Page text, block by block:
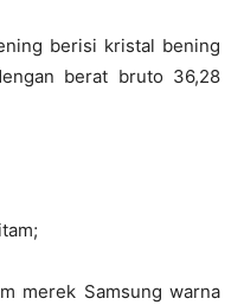
berisi kristal bening
berat bruto 36,28
merek Samsung warna